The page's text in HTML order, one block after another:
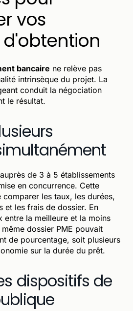
vos
bancaire ne relève pas
intrinsèque du projet. La
conduit la négociation
le résultat.
de 3 à 5 établissements
en concurrence. Cette
les taux, les durées,
et les frais de dossier. En
entre la meilleure et la moins
dossier PME pouvait
de pourcentage, soit plusieurs
sur la durée du prêt.
dispositifs de